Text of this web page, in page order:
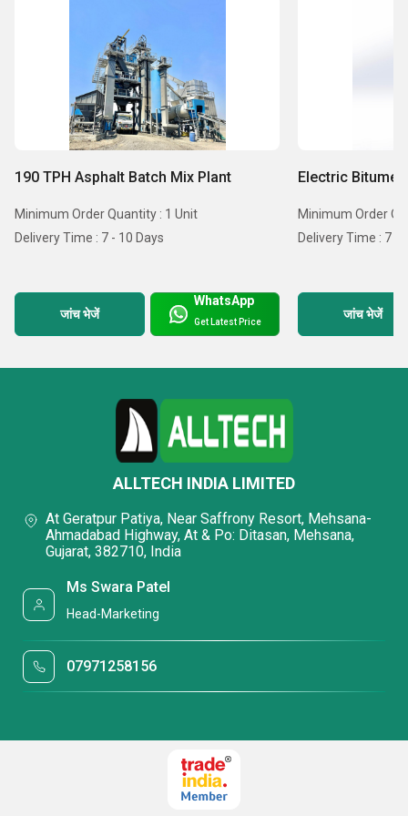
190 TPH Asphalt Batch Mix Plant
Minimum Order Quantity : 1 Unit
Delivery Time : 7 - 10 Days
जांच भेजें
WhatsApp
Get Latest Price
Electric
Minimum Order
Delivery Time : 7 -
जांच भेजें
ALLTECH INDIA LIMITED
At Geratpur Patiya, Near Saffrony Resort, Mehsana-
Ahmadabad Highway, At & Po: Ditasan, Mehsana,
Gujarat, 382710, India
Ms Swara Patel
Head-Marketing
07971258156